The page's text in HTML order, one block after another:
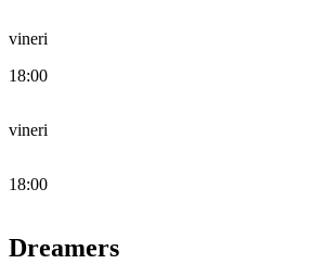
vineri
18:00
vineri
18:00
Dreamers